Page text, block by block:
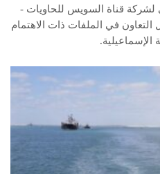
لشركة قناة السويس للحاويات -
التعاون في الملفات ذات الاهتمام
الإسماعيلية.